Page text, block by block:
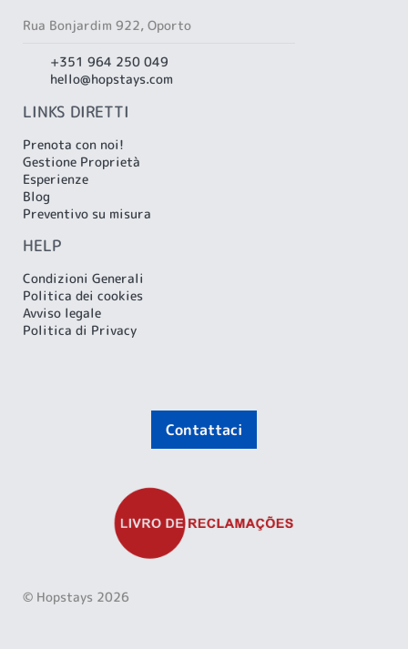
Rua Bonjardim 922, Oporto
+351 964 250 049
hello@hopstays.com
LINKS DIRETTI
Prenota con noi!
Gestione Proprietà
Esperienze
Blog
Preventivo su misura
HELP
Condizioni Generali
Politica dei cookies
Avviso legale
Politica di Privacy
Contattaci
© Hopstays 2026